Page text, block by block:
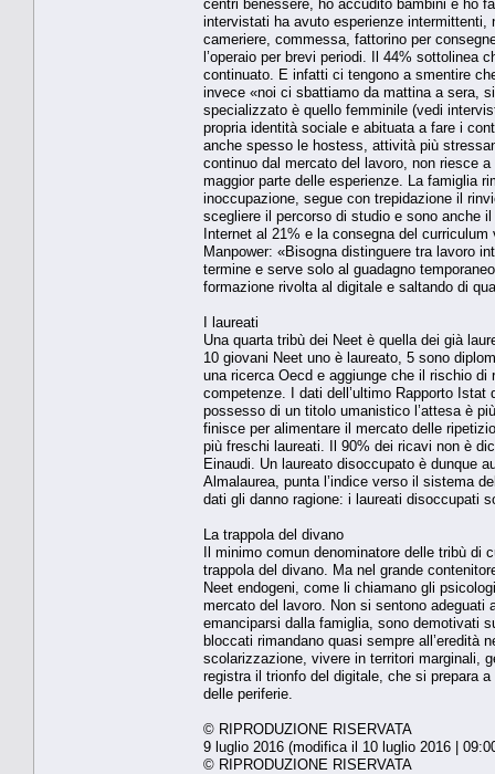
centri benessere, ho accudito bambini e ho
intervistati ha avuto esperienze intermittenti,
cameriere, commessa, fattorino per
l’operaio per brevi periodi. Il 44% sottolinea
continuato. E infatti ci tengono a smentire
invece «noi ci sbattiamo da mattina a sera,
specializzato è quello femminile (vedi
propria identità sociale e abituata a fare i
anche spesso le hostess, attività più
continuo dal mercato del lavoro, non riesce
maggior parte delle esperienze. La famiglia
inoccupazione, segue con trepidazione il
scegliere il percorso di studio e sono anche
Internet al 21% e la consegna del
Manpower: «Bisogna distinguere tra lavoro
termine e serve solo al guadagno
formazione rivolta al digitale e saltando di
I laureati
Una quarta tribù dei Neet è quella dei già
10 giovani Neet uno è laureato, 5 sono
una ricerca Oecd e aggiunge che il rischio di
competenze. I dati dell’ultimo Rapporto
possesso di un titolo umanistico l’attesa è
finisce per alimentare il mercato delle
più freschi laureati. Il 90% dei ricavi non è
Einaudi. Un laureato disoccupato è dunque
Almalaurea, punta l’indice verso il sistema
dati gli danno ragione: i laureati disoccupati
La trappola del divano
Il minimo comun denominatore delle tribù di
trappola del divano. Ma nel grande
Neet endogeni, come li chiamano gli
mercato del lavoro. Non si sentono adeguati
emanciparsi dalla famiglia, sono demotivati
bloccati rimandano quasi sempre all’eredità
scolarizzazione, vivere in territori marginali,
registra il trionfo del digitale, che si prepara
delle periferie.
© RIPRODUZIONE RISERVATA
9 luglio 2016 (modifica il 10 luglio 2016 |
© RIPRODUZIONE RISERVATA